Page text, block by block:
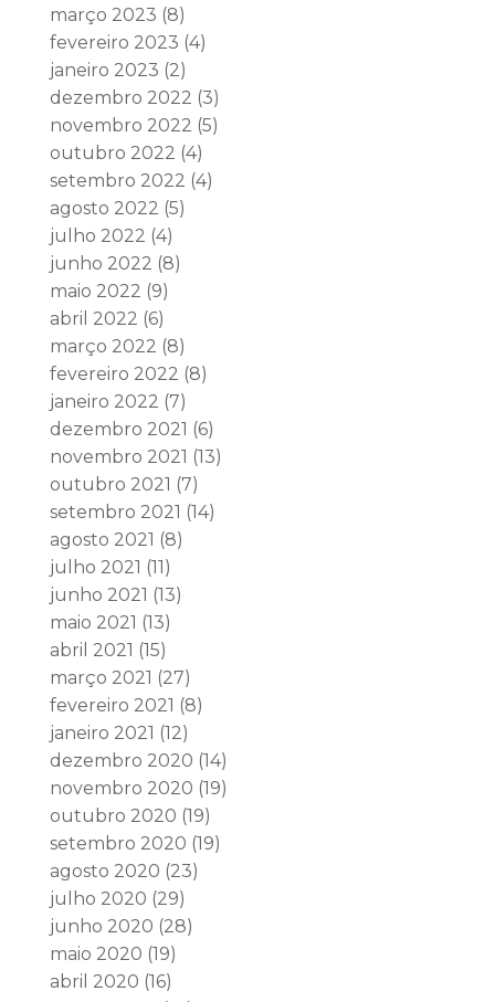
março 2023 (8)
fevereiro 2023 (4)
janeiro 2023 (2)
dezembro 2022 (3)
novembro 2022 (5)
outubro 2022 (4)
setembro 2022 (4)
agosto 2022 (5)
julho 2022 (4)
junho 2022 (8)
maio 2022 (9)
abril 2022 (6)
março 2022 (8)
fevereiro 2022 (8)
janeiro 2022 (7)
dezembro 2021 (6)
novembro 2021 (13)
outubro 2021 (7)
setembro 2021 (14)
agosto 2021 (8)
julho 2021 (11)
junho 2021 (13)
maio 2021 (13)
abril 2021 (15)
março 2021 (27)
fevereiro 2021 (8)
janeiro 2021 (12)
dezembro 2020 (14)
novembro 2020 (19)
outubro 2020 (19)
setembro 2020 (19)
agosto 2020 (23)
julho 2020 (29)
junho 2020 (28)
maio 2020 (19)
abril 2020 (16)